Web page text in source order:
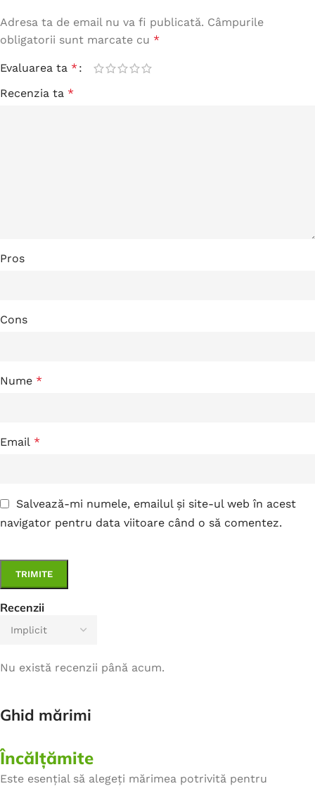
Recenzii
Nu există recenzii până acum.
Adresa ta de email nu va fi publicată. Câmpurile
obligatorii sunt marcate cu *
Evaluarea ta *
Recenzia ta *
Pros
Cons
Nume *
Email *
Salvează-mi numele, emailul și site-ul web în acest
navigator pentru data viitoare când o să comentez.
Ghid mărimi
Încălțămite
Este esențial să alegeți mărimea potrivită pentru